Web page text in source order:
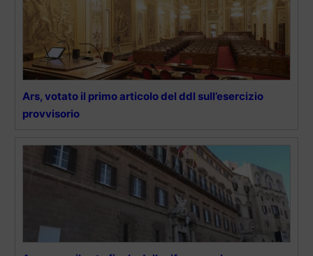
Ars, votato il primo articolo del ddl sull’esercizio
provvisorio